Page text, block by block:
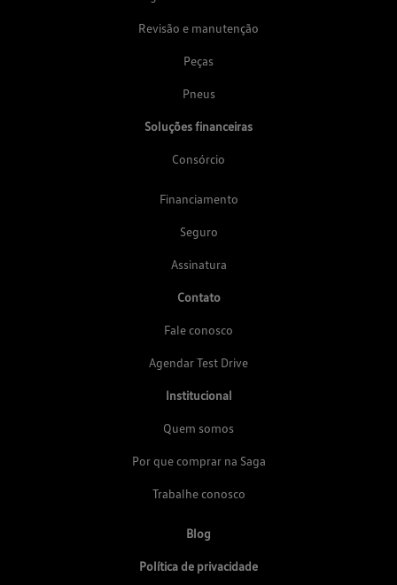
Revisão e manutenção
Peças
Pneus
Soluções financeiras
Consórcio
Financiamento
Seguro
Assinatura
Contato
Fale conosco
Agendar Test Drive
Institucional
Quem somos
Por que comprar na Saga
Trabalhe conosco
Blog
Política de privacidade